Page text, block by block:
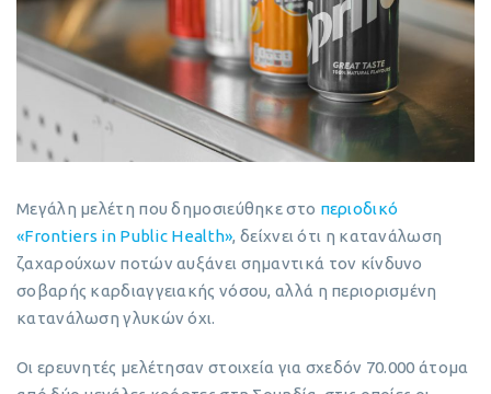
Μεγάλη μελέτη που δημοσιεύθηκε στο περιοδικό
«Frontiers in Public Health», δείχνει ότι η κατανάλωση
ζαχαρούχων ποτών αυξάνει σημαντικά τον κίνδυνο
σοβαρής καρδιαγγειακής νόσου, αλλά η περιορισμένη
κατανάλωση γλυκών όχι.
Οι ερευνητές μελέτησαν στοιχεία για σχεδόν 70.000 άτομα